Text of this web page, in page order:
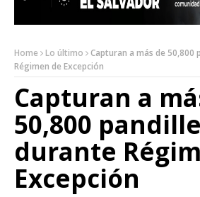
Home Lo último
Capturan a más de 50,800
Régimen de Excepción
Capturan a
50,800
durante
Excepción